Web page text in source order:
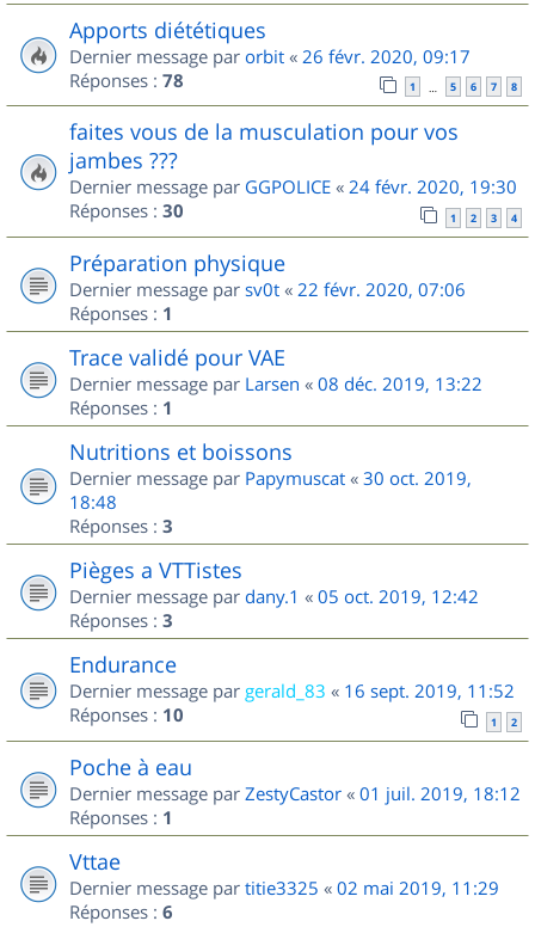
Apports diététiques
Dernier message par orbit « 26 févr. 2020, 09:17
Réponses : 78 1 … 5 6 7 8
faites vous de la musculation pour vos
jambes ???
Dernier message par GGPOLICE « 24 févr. 2020, 19:30
Réponses : 30 1 2 3 4
Préparation physique
Dernier message par sv0t « 22 févr. 2020, 07:06
Réponses : 1
Trace validé pour VAE
Dernier message par Larsen « 08 déc. 2019, 13:22
Réponses : 1
Nutritions et boissons
Dernier message par Papymuscat « 30 oct. 2019,
18:48
Réponses : 3
Pièges a VTTistes
Dernier message par dany.1 « 05 oct. 2019, 12:42
Réponses : 3
Endurance
Dernier message par gerald_83 « 16 sept. 2019, 11:52
Réponses : 10 1 2
Poche à eau
Dernier message par ZestyCastor « 01 juil. 2019, 18:12
Réponses : 1
Vttae
Dernier message par titie3325 « 02 mai 2019, 11:29
Réponses : 6